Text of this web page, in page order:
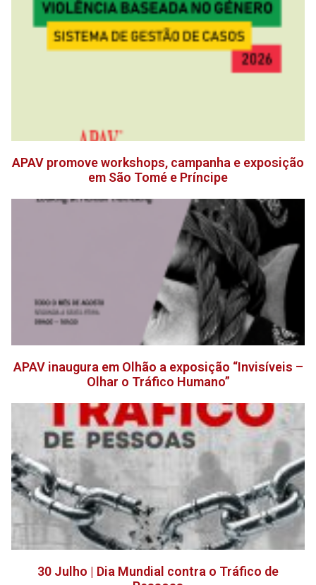
APAV promove workshops, campanha e exposição
em São Tomé e Príncipe
APAV inaugura em Olhão a exposição “Invisíveis –
Olhar o Tráfico Humano”
30 Julho | Dia Mundial contra o Tráfico de